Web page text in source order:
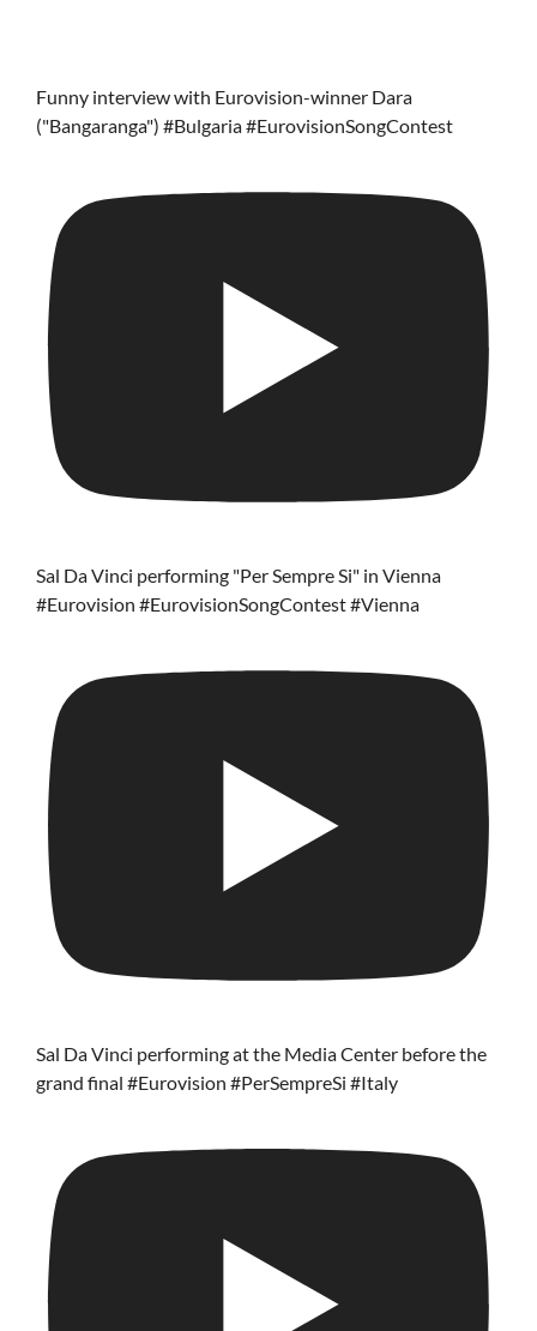
Funny interview with Eurovision-winner Dara
("Bangaranga") #Bulgaria #EurovisionSongContest
Sal Da Vinci performing "Per Sempre Si" in Vienna
#Eurovision #EurovisionSongContest #Vienna
Sal Da Vinci performing at the Media Center before the
grand final #Eurovision #PerSempreSi #Italy